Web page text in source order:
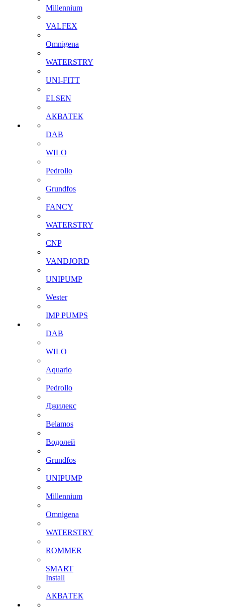
Millennium
VALFEX
Omnigena
WATERSTRY
UNI-FITT
ELSEN
АКВАТЕК
DAB
WILO
Pedrollo
Grundfos
FANCY
WATERSTRY
CNP
VANDJORD
UNIPUMP
Wester
IMP PUMPS
DAB
WILO
Aquario
Pedrollo
Джилекс
Belamos
Водолей
Grundfos
UNIPUMP
Millennium
Omnigena
WATERSTRY
ROMMER
SMART
Install
АКВАТЕК